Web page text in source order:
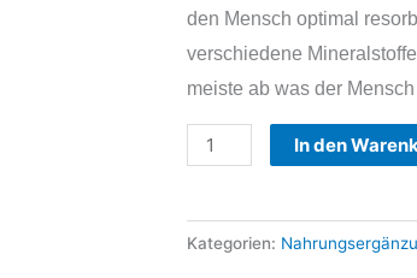
den Mensch optimal
verschiedene
meiste ab was der
Phyto
Mikromineralien
Essenz
In den
Kategorien: